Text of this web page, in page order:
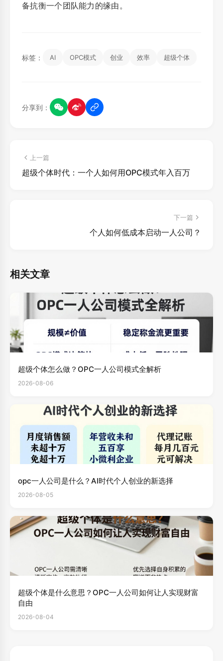
备抗衡一个团队能力的缘由。
标签： AI OPC模式 创业 效率 超级个体
分享到：
上一篇
超级个体时代：一个人如何用OPC模式年入百万
下一篇
个人如何低成本启动一人公司？
相关文章
超级个体怎么做？OPC一人公司模式全解析
2026-08-06
opc一人公司是什么？AI时代个人创业的新选择
2026-08-05
超级个体是什么意思？OPC一人公司如何让人实现财富
自由
2026-08-04